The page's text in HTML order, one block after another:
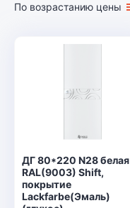
По возрастанию цены
ДГ 80*220 N28 белая
RAL(9003) Shift,
покрытие
Lackfarbе(Эмаль)